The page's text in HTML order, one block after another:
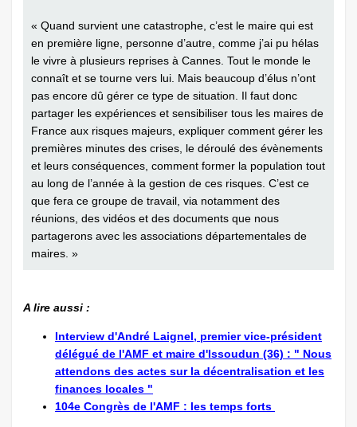
« Quand survient une catastrophe, c’est le maire qui est
en première ligne, personne d’autre, comme j’ai pu hélas
le vivre à plusieurs reprises à Cannes. Tout le monde le
connaît et se tourne vers lui. Mais beaucoup d’élus n’ont
pas encore dû gérer ce type de situation. Il faut donc
partager les expériences et sensibiliser tous les maires de
France aux risques majeurs, expliquer comment gérer les
premières minutes des crises, le déroulé des évènements
et leurs conséquences, comment former la population tout
au long de l’année à la gestion de ces risques. C’est ce
que fera ce groupe de travail, via notamment des
réunions, des vidéos et des documents que nous
partagerons avec les associations départementales de
maires. »
A lire aussi :
Interview d'André Laignel, premier vice-président
délégué de l'AMF et maire d'Issoudun (36) : " Nous
attendons des actes sur la décentralisation et les
finances locales "
104e Congrès de l'AMF : les temps forts